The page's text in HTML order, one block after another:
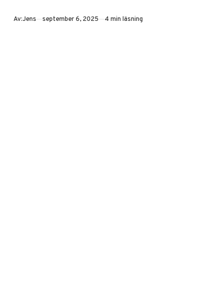
Av:Jens Publicerad
september 6, 2025 4 min läsning